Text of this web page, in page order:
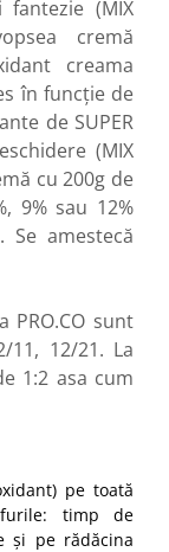
(MIX
cremă
creama
în funcție de
de SUPER
(MIX
cu 200g de
9% sau 12%
amestecă
PRO.CO sunt
11, 12/21. La
1:2 asa cum
pe toată
timp de
și pe rădăcina